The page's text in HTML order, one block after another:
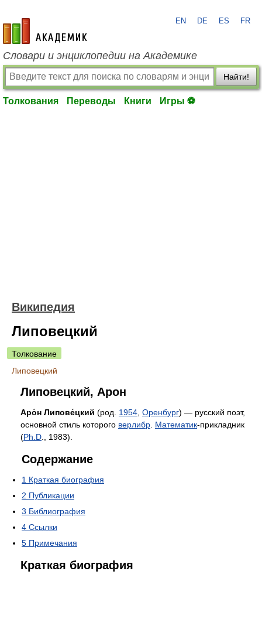
academic.ru
EN DE ES FR
Словари и энциклопедии на Академике
Найти!
Толкования Переводы Книги Игры ⚽
Википедия
Липовецкий
Толкование
Липовецкий
Липовецкий, Арон
Аро́н Липове́цкий (род. 1954 Оренбург) — русский поэт,
основной стиль которого верлибр Математик-прикладник
(Ph.D ., 1983).
Содержание
1 Краткая биография
2 Публикации
3 Библиография
4 Ссылки
5 Примечания
Краткая биография